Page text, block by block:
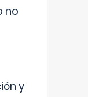
no
y